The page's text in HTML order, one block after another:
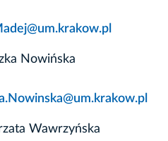
Nowińska
Wawrzyńska